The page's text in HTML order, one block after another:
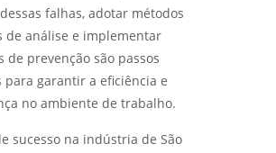
falhas, adotar métodos
de análise e implementar
de prevenção são passos
para garantir a eficiência e
no ambiente de trabalho.
sucesso na indústria de São